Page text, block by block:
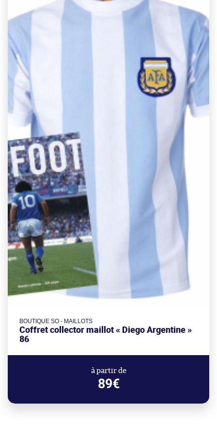
BOUTIQUE SO - MAILLOTS
Coffret collector maillot « Diego Argentine »
86
à partir de
89€